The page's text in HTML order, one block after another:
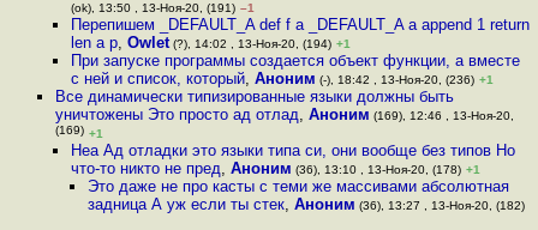
(ok), 13:50 , 13-Ноя-20, (191) –1
Перепишем _DEFAULT_A def f a _DEFAULT_A a append 1 return
len a p,Owlet (?), 14:02 , 13-Ноя-20, (194) +1
При запуске программы создается объект функции, а вместе
с ней и список, который,Аноним (-), 18:42 , 13-Ноя-20, (236) +1
Все динамически типизированные языки должны быть
уничтожены Это просто ад отлад, Аноним (169), 12:46 , 13-Ноя-20,
(169) +1
Неа Ад отладки это языки типа си, они вообще без типов Но
что-то никто не пред,Аноним (36), 13:10 , 13-Ноя-20, (178) +1
Это даже не про касты с теми же массивами абсолютная
задница А уж если ты стек, Аноним (36), 13:27 , 13-Ноя-20, (182)